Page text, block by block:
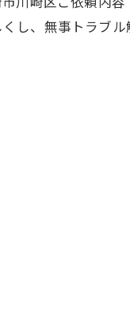
し、無事トラブ